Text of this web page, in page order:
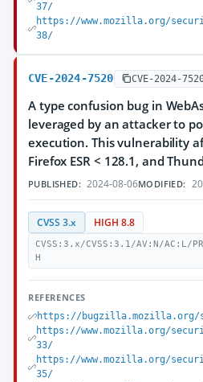
37/
https://www.mozilla.org/
38/
CVE-2024-7520 CVE-2024-
A type confusion bug in
leveraged by an attacker to
execution. This vulnerability
Firefox ESR < 128.1, and
PUBLISHED: 2024-08-06MODIFIED:
CVSS 3.x HIGH 8.8
CVSS:3.x/CVSS:3.1/AV:N/AC:L/
H
REFERENCES
https://bugzilla.mozilla.org/
https://www.mozilla.org/
33/
https://www.mozilla.org/
35/